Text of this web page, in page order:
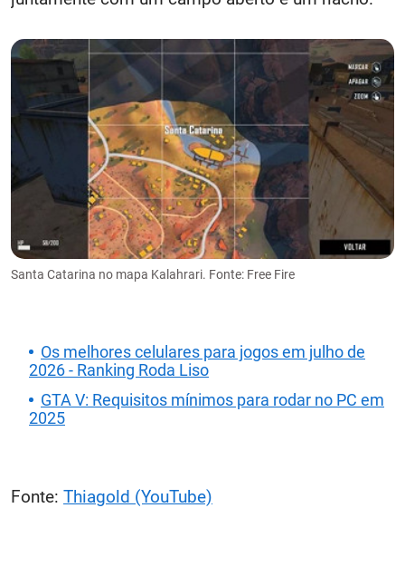
Santa Catarina no mapa Kalahrari. Fonte: Free Fire
Os melhores celulares para jogos em julho de
2026 - Ranking Roda Liso
GTA V: Requisitos mínimos para rodar no PC em
2025
Fonte: Thiagold (YouTube)